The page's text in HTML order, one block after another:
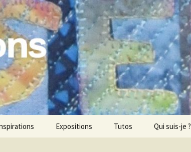
Expositions Tutos Qui suis-je ?